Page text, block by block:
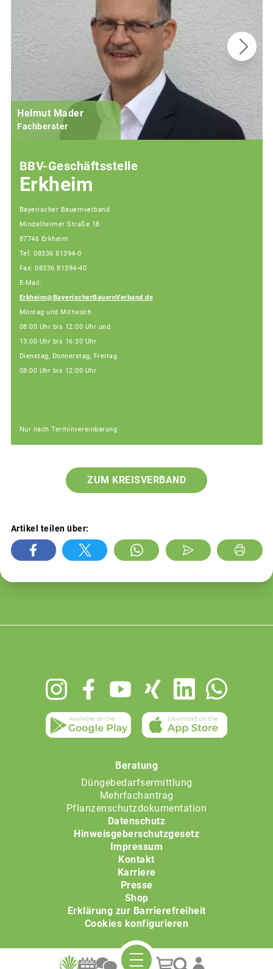
Helmut Mader
Fachberater
BBV-Geschäftsstelle
Erkheim
Bayerischer Bauernverband
Mindelheimer Straße 18
87746 Erkheim
Tel: 08336 81394-0
Fax: 08336 81394-40
E-Mail:
Erkheim@BayerischerBauernVerband.de
Montag und Mittwoch
08:00 Uhr bis 12:00 Uhr und
13:00 Uhr bis 16:30 Uhr
Dienstag, Donnerstag, Freitag
08:00 Uhr bis 12:00 Uhr
Nur nach Terminvereinbarung
ZUM KREISVERBAND
Artikel teilen über:
Beratung
Düngebedarfsermittlung
Mehrfachantrag
Pflanzenschutzdokumentation
Datenschutz
Hinweisgeberschutzgesetz
Impressum
Kontakt
Karriere
Presse
Shop
Erklärung zur Barrierefreiheit
Cookies konfigurieren